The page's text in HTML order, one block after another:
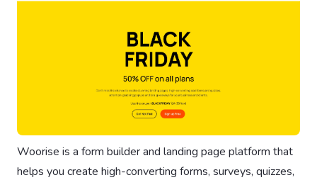
Woorise is a form builder and landing page platform that
helps you create high-converting forms, surveys, quizzes,